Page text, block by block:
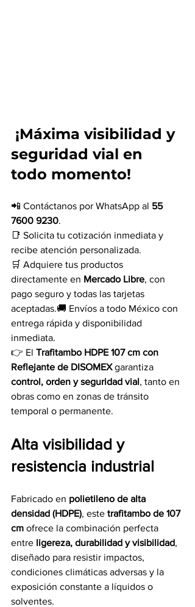
¡Máxima visibilidad y
seguridad vial en
todo momento!
📲 Contáctanos por WhatsApp al 55
7600 9230.
📑 Solicita tu cotización inmediata y
recibe atención personalizada.
🛒 Adquiere tus productos
directamente en Mercado Libre, con
pago seguro y todas las tarjetas
aceptadas.🚚 Envíos a todo México con
entrega rápida y disponibilidad
inmediata.
👉 El Trafitambo HDPE 107 cm con
Reflejante de DISOMEX garantiza
control, orden y seguridad vial, tanto en
obras como en zonas de tránsito
temporal o permanente.
Alta visibilidad y
resistencia industrial
Fabricado en polietileno de alta
densidad (HDPE), este trafitambo de 107
cm ofrece la combinación perfecta
entre ligereza, durabilidad y visibilidad,
diseñado para resistir impactos,
condiciones climáticas adversas y la
exposición constante a líquidos o
solventes.